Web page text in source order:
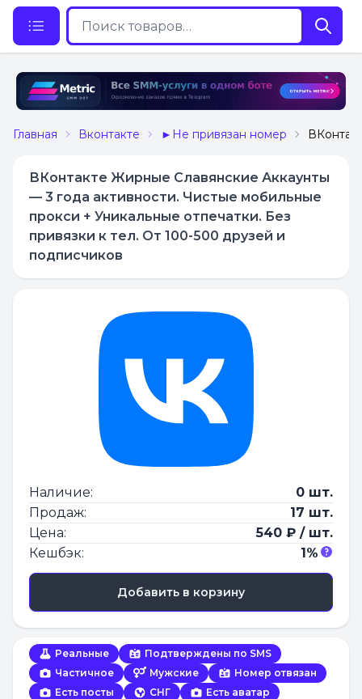
Главная Вконтакте ►Не привязан номер
ВКонтакте Жирные Славянские Аккаунты
— 3 года активности. Чистые мобильные
прокси + Уникальные отпечатки. Без
привязки к тел. От 100-500 друзей и
подписчиков
Реальные
Подтверждены по SMS
Частичное
Мужские
Номер отвязан
Есть посты
СНГ
Есть аватар
Наличие:
0 шт.
Продаж:
17 шт.
Цена:
540 ₽ / шт.
Кешбэк:
1%
Добавить в корзину